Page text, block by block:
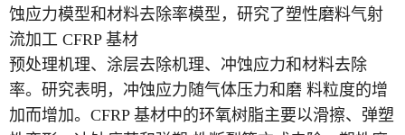
蚀应力模型和材料去除率模型，研究了塑性磨料气射
流加工 CFRP 基材
预处理机理、涂层去除机理、冲蚀应力和材料去除
率。研究表明，冲蚀应力随气体压力和磨 料粒度的增
加而增加。CFRP 基材中的环氧树脂主要以滑擦、弹塑